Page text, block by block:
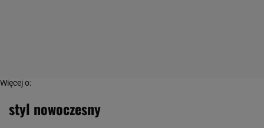
Więcej o:
styl nowoczesny